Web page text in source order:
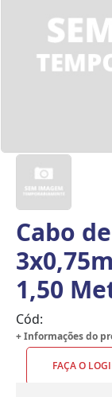
Cabo
1,50
Cód:
+ Informações do
FAÇA O